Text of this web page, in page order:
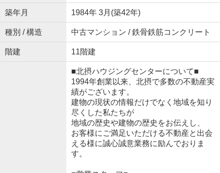
築年月 1984年 3月(築42年)
種別 / 構造 中古マンション / 鉄骨鉄筋コンクリート
階建 11階建
■北摂ハウジングセンターについて■
1994年創業以来、北摂で多数の不動産実
績がございます。
建物の現状の情報だけでなく地域を知り
尽くした私たちが
地域の歴史や建物の歴史をお伝えし、
お客様にご満足いただける不動産と出会
える様に誠心誠意業務に励んでおりま
す。